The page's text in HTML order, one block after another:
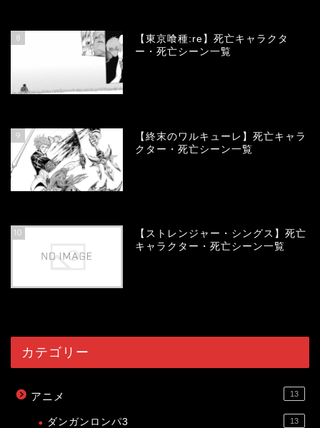
8
【東京喰種:re】死亡キャラクタ
ー・死亡シーン一覧
9
【終末のワルキューレ】死亡キャラ
クター・死亡シーン一覧
10
【ストレンジャー・シングス】死亡
キャラクター・死亡シーン一覧
カテゴリー
アニメ 13
ダンガンロンパ3 13